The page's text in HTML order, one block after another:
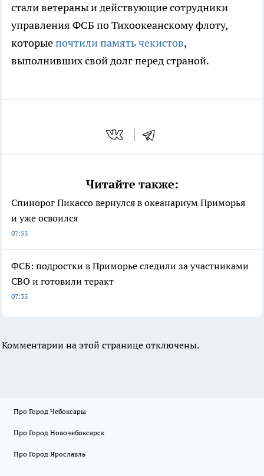
стали ветераны и действующие сотрудники
управления ФСБ по Тихоокеанскому флоту,
которыепочтили память чекистов,
выполнивших свой долг перед страной.
Читайте также:
Спинорог Пикассо вернулся в океанариум Приморья
и уже освоился
07:53
ФСБ: подростки в Приморье следили за участниками
СВО и готовили теракт
07:35
Комментарии на этой странице отключены.
Про Город Чебоксары
Про Город Новочебоксарск
Про Город Ярославль